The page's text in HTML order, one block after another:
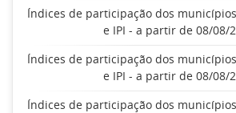
Índices de participação dos
e IPI - a partir de 08/08/
Índices de participação dos
e IPI - a partir de 08/08/
Índices de participação dos